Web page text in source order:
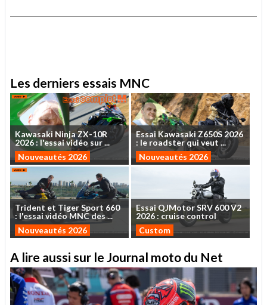
Les derniers essais MNC
Kawasaki NinjaZX-10R
2026: l'essaividéo sur...
Nouveautés 2026
Essai Kawasaki Z650S 2026
: le roadsterquiveut ...
Nouveautés 2026
Trident et TigerSport 660
: l'essaividéo MNCdes...
Nouveautés 2026
EssaiQJMotorSRV 600V2
2026 : cruise control
Custom
A lire aussi sur le Journal moto du Net